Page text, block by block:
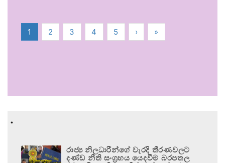
1 2 3 4 5 › »
.
රාජ්‍ය නිලධාරීන්ගේ වැරදි තීරණවලට
දණ්ඩ නීති සංග්‍රහය යෙදවීම බරපතල